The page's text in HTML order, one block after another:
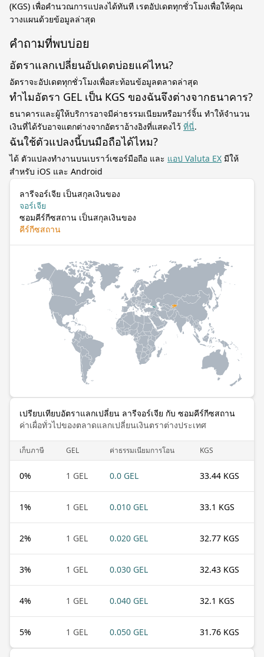
(KGS) เพื่อคำนวณการแปลงได้ทันที เรตอัปเดตทุกชั่วโมงเพื่อให้คุณ
วางแผนด้วยข้อมูลล่าสุด
คำถามที่พบบ่อย
อัตราแลกเปลี่ยนอัปเดตบ่อยแค่ไหน?
อัตราจะอัปเดตทุกชั่วโมงเพื่อสะท้อนข้อมูลตลาดล่าสุด
ทำไมอัตรา GEL เป็น KGS ของฉันจึงต่างจากธนาคาร?
ธนาคารและผู้ให้บริการอาจมีค่าธรรมเนียมหรือมาร์จิ้น ทำให้จำนวน
เงินที่ได้รับอาจแตกต่างจากอัตราอ้างอิงที่แสดงไว้ ที่นี่.
ฉันใช้ตัวแปลงนี้บนมือถือได้ไหม?
ได้ ตัวแปลงทำงานบนเบราว์เซอร์มือถือ และ แอป Valuta EX มีให้
สำหรับ iOS และ Android
ลารีจอร์เจีย เป็นสกุลเงินของ
จอร์เจีย
ซอมคีร์กีซสถาน เป็นสกุลเงินของ
คีร์กีซสถาน
เปรียบเทียบอัตราแลกเปลี่ยน ลารีจอร์เจีย กับ ซอมคีร์กีซสถาน
ค่าเผื่อทั่วไปของตลาดแลกเปลี่ยนเงินตราต่างประเทศ
เก็บภาษี GEL ค่าธรรมเนียมการโอน KGS
0% 1 GEL 0.0 GEL 33.44 KGS
1% 1 GEL 0.010 GEL 33.1 KGS
2% 1 GEL 0.020 GEL 32.77 KGS
3% 1 GEL 0.030 GEL 32.43 KGS
4% 1 GEL 0.040 GEL 32.1 KGS
5% 1 GEL 0.050 GEL 31.76 KGS